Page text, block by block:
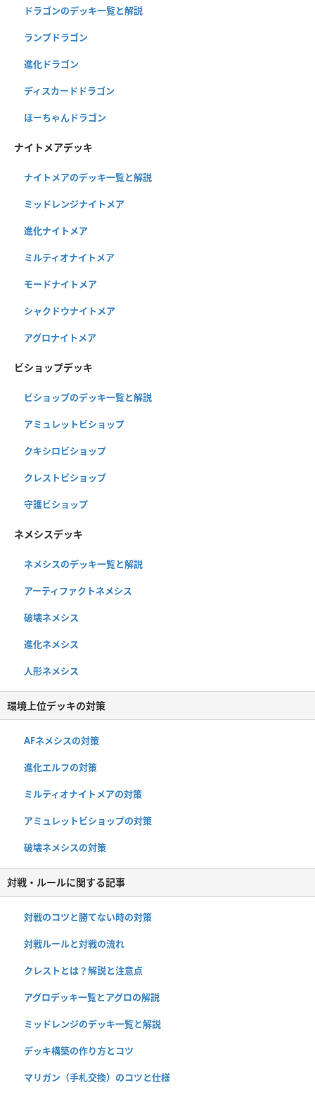
ドラゴンのデッキ一覧と解説
ランプドラゴン
進化ドラゴン
ディスカードドラゴン
ほーちゃんドラゴン
ナイトメアデッキ
ナイトメアのデッキ一覧と解説
ミッドレンジナイトメア
進化ナイトメア
ミルティオナイトメア
モードナイトメア
シャクドウナイトメア
アグロナイトメア
ビショップデッキ
ビショップのデッキ一覧と解説
アミュレットビショップ
クキシロビショップ
クレストビショップ
守護ビショップ
ネメシスデッキ
ネメシスのデッキ一覧と解説
アーティファクトネメシス
破壊ネメシス
進化ネメシス
人形ネメシス
環境上位デッキの対策
AFネメシスの対策
進化エルフの対策
ミルティオナイトメアの対策
アミュレットビショップの対策
破壊ネメシスの対策
対戦・ルールに関する記事
対戦のコツと勝てない時の対策
対戦ルールと対戦の流れ
クレストとは？解説と注意点
アグロデッキ一覧とアグロの解説
ミッドレンジのデッキ一覧と解説
デッキ構築の作り方とコツ
マリガン（手札交換）のコツと仕様